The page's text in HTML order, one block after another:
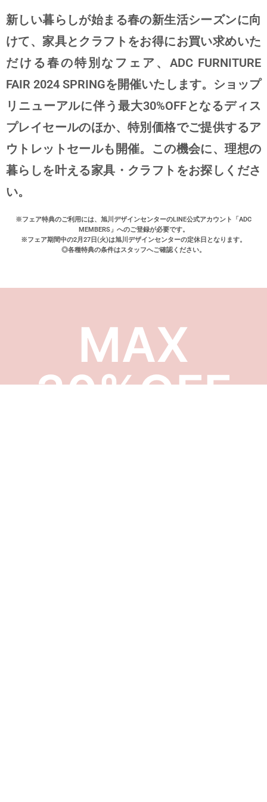
新しい暮らしが始まる春の新生活シーズンに向
けて、家具とクラフトをお得にお買い求めいた
だける春の特別なフェア、ADC FURNITURE
FAIR 2024 SPRINGを開催いたします。ショップ
リニューアルに伴う最大30%OFFとなるディス
プレイセールのほか、特別価格でご提供するア
ウトレットセールも開催。この機会に、理想の
暮らしを叶える家具・クラフトをお探しくださ
い。
※フェア特典のご利用には、旭川デザインセンターのLINE公式アカウント「ADC
MEMBERS」へのご登録が必要です。
※フェア期間中の2月27日(火)は旭川デザインセンターの定休日となります。
◎各種特典の条件はスタッフへご確認ください。
MAX
30%OFF